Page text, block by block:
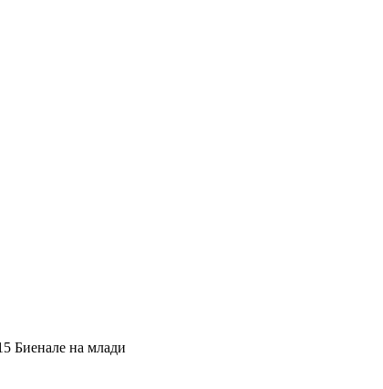
Биенале на млади